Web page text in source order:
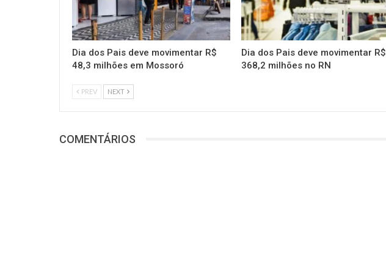
Dia dos Pais deve movimentar R$
48,3 milhões em Mossoró
Dia dos Pais deve movimentar R$
368,2 milhões no RN
PREV NEXT
COMENTÁRIOS